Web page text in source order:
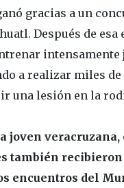
gracias a un
Después de
intensamente
a realizar miles
una lesión en la
joven veracruzana,
también recibieron
encuentros del